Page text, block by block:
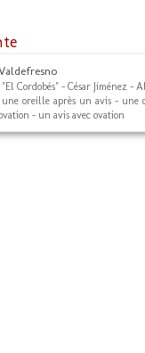
Cordobés" - César Jiménez -
oreille après un avis -
- un avis avec ovation